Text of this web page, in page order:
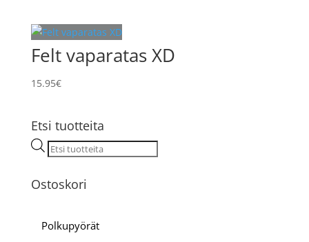
Felt vaparatas XD
15.95€
Etsi tuotteita
Products
Ostoskori
Polkupyörät